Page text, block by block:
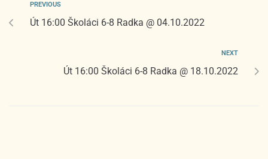
PREVIOUS
Út 16:00 Školáci 6-8 Radka @ 04.10.2022
NEXT
Út 16:00 Školáci 6-8 Radka @ 18.10.2022